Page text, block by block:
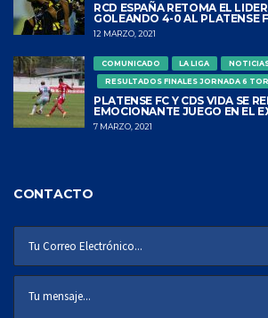
RCD ESPAÑA RETOMA EL
GOLEANDO 4-0 AL PLATENSE
12 MARZO, 2021
COMUNICADO LA LIGA
RESULTADOS FINALES JORNADA 6
PLATENSE FC Y CDS VIDA SE
EMOCIONANTE JUEGO EN EL
7 MARZO, 2021
CONTACTO